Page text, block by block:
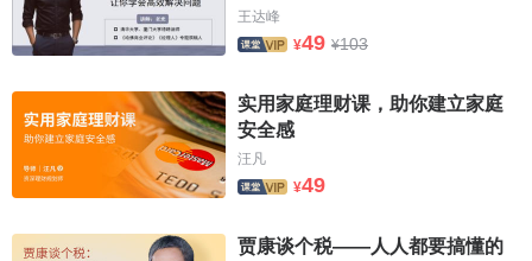
王达峰
¥49 ¥103
实用家庭理财课，助你建立家庭
安全感
汪凡
¥49
贾康谈个税——人人都要搞懂的